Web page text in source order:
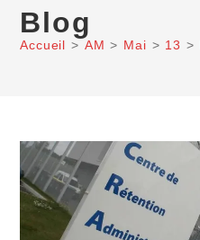
Blog
Accueil > AM > Mai > 13 >